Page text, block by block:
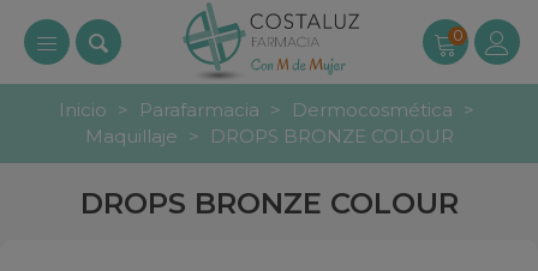
0
Inicio > Parafarmacia > Dermocosmética >
Maquillaje > DROPS BRONZE COLOUR
DROPS BRONZE COLOUR